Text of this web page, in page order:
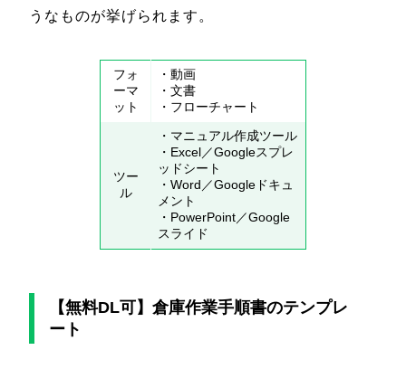
うなものが挙げられます。
フォ
ーマ
ット
・動画
・文書
・フローチャート
ツー
ル
・マニュアル作成ツール
・Excel／Googleスプレ
ッドシート
・Word／Googleドキュ
メント
・PowerPoint／Google
スライド
【無料DL可】倉庫作業手順書のテンプレ
ート